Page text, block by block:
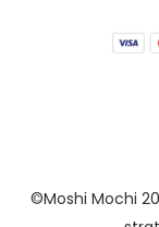
©Moshi Mochi